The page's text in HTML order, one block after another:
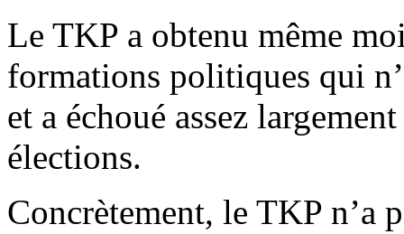
Le TKP a obtenu même
formations politiques qui
et a échoué assez
élections.
Concrètement, le TKP n’a